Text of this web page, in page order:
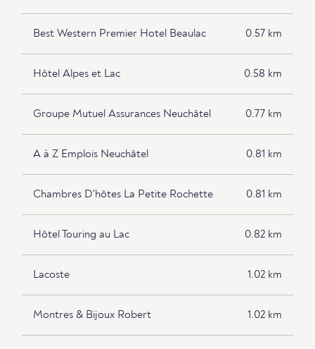
Best Western Premier Hotel Beaulac 0.57 km
Hôtel Alpes et Lac 0.58 km
Groupe Mutuel Assurances Neuchâtel 0.77 km
A à Z Emplois Neuchâtel 0.81 km
Chambres D'hôtes La Petite Rochette 0.81 km
Hôtel Touring au Lac 0.82 km
Lacoste 1.02 km
Montres & Bijoux Robert 1.02 km